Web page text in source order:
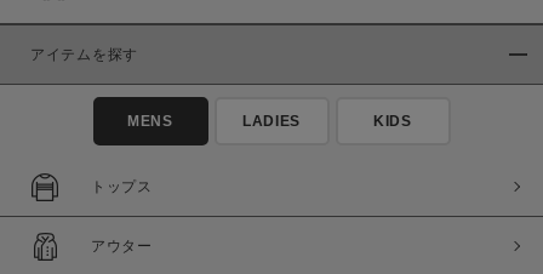
商品タイプ
通常商品
セール価格
在庫
在庫あり
アイテムを探す
MENS LADIES KIDS
トップス
アウター